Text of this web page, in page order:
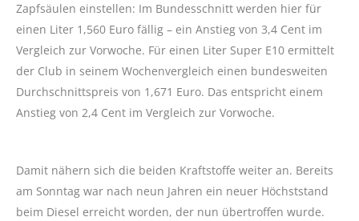
Zapfsäulen einstellen: Im Bundesschnitt werden hier für
einen Liter 1,560 Euro fällig – ein Anstieg von 3,4 Cent im
Vergleich zur Vorwoche. Für einen Liter Super E10 ermittelt
der Club in seinem Wochenvergleich einen bundesweiten
Durchschnittspreis von 1,671 Euro. Das entspricht einem
Anstieg von 2,4 Cent im Vergleich zur Vorwoche.
Damit nähern sich die beiden Kraftstoffe weiter an. Bereits
am Sonntag war nach neun Jahren ein neuer Höchststand
beim Diesel erreicht worden, der nun übertroffen wurde.